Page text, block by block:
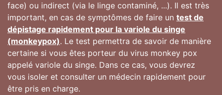
face) ou indirect (via le linge contaminé, ...). Il est très
important, en cas de symptômes de faire un test de
dépistage rapidement pour la variole du singe
(monkeypox). Le test permettra de savoir de manière
certaine si vous êtes porteur du virus monkey pox
appelé variole du singe. Dans ce cas, vous devrez
vous isoler et consulter un médecin rapidement pour
être pris en charge.